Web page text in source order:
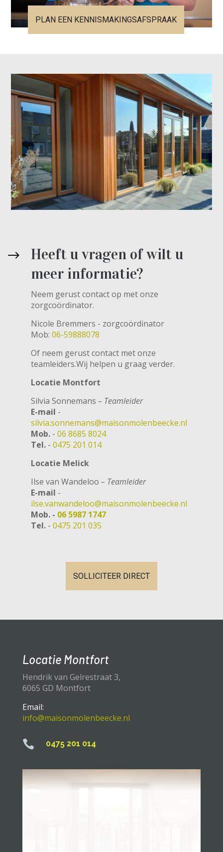
PLAN EEN KENNISMAKINGSAFSPRAAK
Heeft u vragen of wilt u
meer informatie?
Neem gerust contact op met onze
zorgcoördinator.
Nicole Bremmers - zorgcoördinator
Mob:06-59888078
Of neem gerust contact met onze
teamleiders.Wij helpen u graag verder.
Locatie Montfort
Silvia Sonnemans– Teamleider
E-mail -
silvia.sonnemans@maisonmolenbeecke.nl
Mob. -06 8685 8024
Tel. -0475 201 014
Locatie Melick
Ilse van Wandeloo– Teamleider
E-mail -
ilse.vanwandeloo@maisonmolenbeecke.nl
Mob. - 06 5987 1747
Tel. -0475 201 035
SOLLICITEER DIRECT
Locatie Montfort
Hendrik van Gelrestraat 3,
6065 GD Montfort
Email:
info@maisonmolenbeecke.nl
 0475 201 014